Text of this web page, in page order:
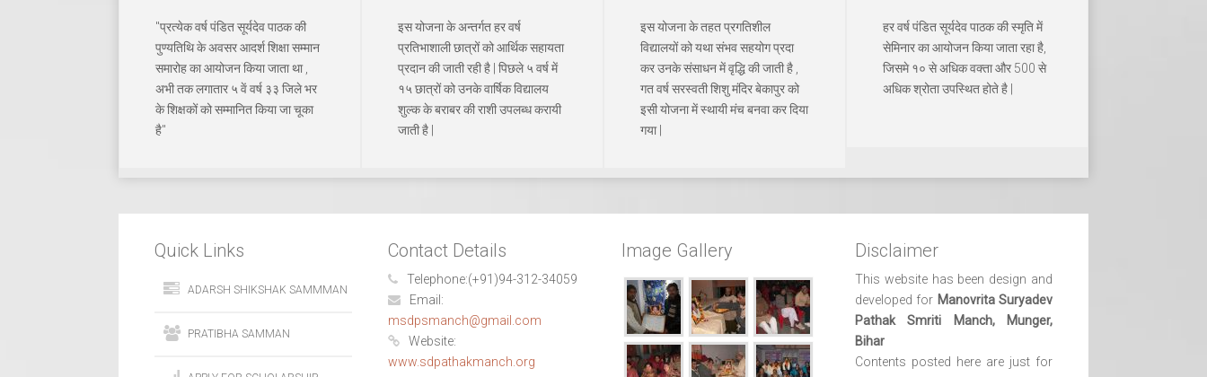
"प्रत्येक वर्ष पंडित सूर्यदेव पाठक की
पुण्यतिथि के अवसर आदर्श शिक्षा सम्मान
समारोह का आयोजन किया जाता था ,
अभी तक लगातार ५ वें वर्ष ३३ जिले भर
के शिक्षकों को सम्मानित किया जा चूका
है"
इस योजना के अन्तर्गत हर वर्ष
प्रतिभाशाली छात्रों को आर्थिक सहायता
प्रदान की जाती रही है | पिछले ५ वर्ष में
१५ छात्रों को उनके वार्षिक विद्यालय
शुल्क के बराबर की राशी उपलब्ध करायी
जाती है |
इस योजना के तहत प्रगतिशील
विद्यालयों को यथा संभव सहयोग प्रदा
कर उनके संसाधन में वृद्धि की जाती है ,
गत वर्ष सरस्वती शिशु मंदिर बेकापुर को
इसी योजना में स्थायी मंच बनवा कर दिया
गया |
हर वर्ष पंडित सूर्यदेव पाठक की स्मृति में
सेमिनार का आयोजन किया जाता रहा है,
जिसमे १० से अधिक वक्ता और 500 से
अधिक श्रोता उपस्थित होते है |
Quick Links
ADARSH SHIKSHAK SAMMMAN
PRATIBHA SAMMAN
Contact Details
Telephone:(+91)94-312-34059
Email:
msdpsmanch@gmail.com
Website:
www.sdpathakmanch.org
Image Gallery Disclaimer
This website has been design and
developed for Manovrita Suryadev
Pathak Smriti Manch, Munger,
Bihar
Contents posted here are just for